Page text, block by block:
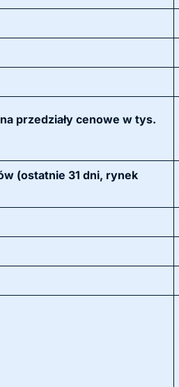
przedziały cenowe w tys.
(ostatnie 31 dni, rynek